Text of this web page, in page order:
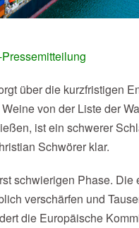
über die kurzfristigen
von der Liste der
ist ein schwerer
Schwörer klar.
schwierigen Phase. Die
verschärfen und
die Europäische